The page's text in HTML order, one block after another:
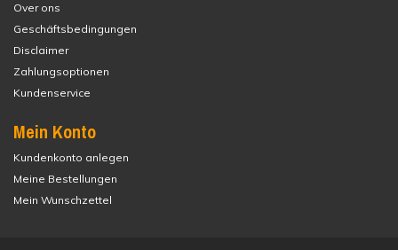
Over ons
Geschäftsbedingungen
Disclaimer
Zahlungsoptionen
Kundenservice
Mein Konto
Kundenkonto anlegen
Meine Bestellungen
Mein Wunschzettel